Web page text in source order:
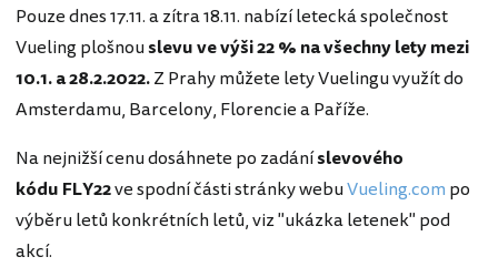
Pouze dnes 17.11. a zítra 18.11. nabízí letecká společnost
Vueling plošnouslevu ve výši 22 % na všechny lety mezi
10.1. a 28.2.2022.Z Prahy můžete lety Vuelingu využít do
Amsterdamu, Barcelony, Florencie a Paříže.
Na nejnižší cenu dosáhnete po zadáníslevového
kódu FLY22ve spodní části stránky webuVueling.com po
výběru letů konkrétních letů, viz "ukázka letenek" pod
akcí.